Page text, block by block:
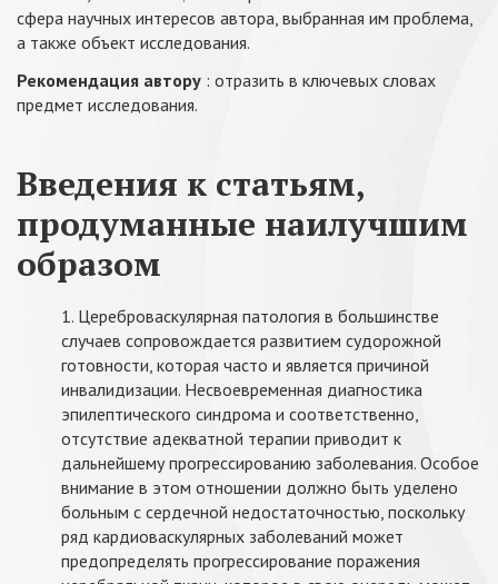
сфера научных интересов автора, выбранная им проблема,
а также объект исследования.
Рекомендация автору : отразить в ключевых словах
предмет исследования.
Введения к статьям,
продуманные наилучшим
образом
1. Цереброваскулярная патология в большинстве
случаев сопровождается развитием судорожной
готовности, которая часто и является причиной
инвалидизации. Несвоевременная диагностика
эпилептического синдрома и соответственно,
отсутствие адекватной терапии приводит к
дальнейшему прогрессированию заболевания. Особое
внимание в этом отношении должно быть уделено
больным с сердечной недостаточностью, поскольку
ряд кардиоваскулярных заболеваний может
предопределять прогрессирование поражения